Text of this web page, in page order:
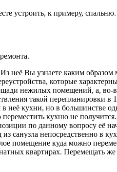
устроить, к примеру,
Вы узнаете каким
которые
нежилых помещений, а,
такой перепланировки
в неё кухни, но в
переместить кухню не
по данному вопросу её
санузла непосредственно в
помещение куда можно
квартирах. Перемещать